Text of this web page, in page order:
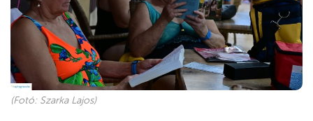
(Fotó: Szarka Lajos)